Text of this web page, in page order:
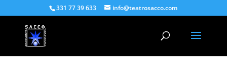
331 77 39 633 info@teatrosacco.com